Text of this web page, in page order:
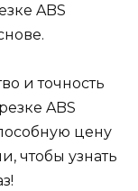
ABS
и точность
ABS
цену
чтобы узнать